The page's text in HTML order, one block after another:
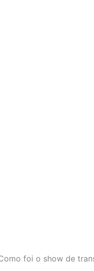
foi o show de